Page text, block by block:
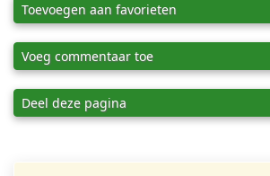
Toevoegen aan favorieten
Voeg commentaar toe
Deel deze pagina